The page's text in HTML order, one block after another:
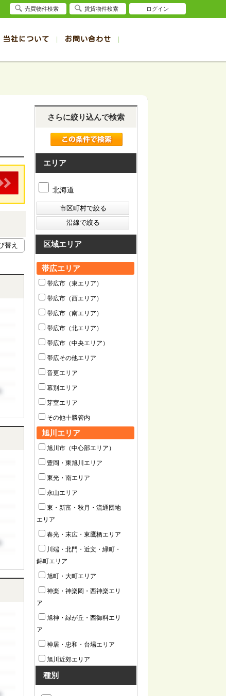
帯広の1DK～1LDK賃貸
帯広の2K～2LDK賃貸
帯広の3K～3LDK賃貸
旭川の1DK～1LDK賃貸
旭川の2K～2LDK賃貸
旭川の3K～3LDK賃貸
当社について お問い合わせ
さらに絞り込んで検索
エリア
北海道
区域エリア
帯広エリア
帯広市（東エリア）
帯広市（西エリア）
帯広市（南エリア）
帯広市（北エリア）
帯広市（中央エリア）
帯広その他エリア
音更エリア
幕別エリア
芽室エリア
その他十勝管内
旭川エリア
旭川市（中心部エリア）
豊岡・東旭川エリア
東光・南エリア
永山エリア
東・新富・秋月・流通団地
エリア
春光・末広・東鷹栖エリア
川端・北門・近文・緑町・
錦町エリア
旭町・大町エリア
神楽・神楽岡・西神楽エリ
ア
旭神・緑が丘・西御料エリ
ア
神居・忠和・台場エリア
旭川近郊エリア
種別
売買物件検索 賃貸物件検索 ログイン